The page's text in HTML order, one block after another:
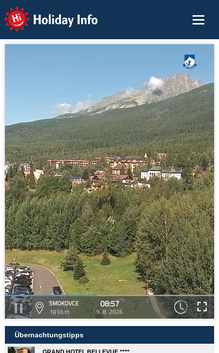
Holiday Info
SMOKOVCE
1010 m
08:57
9. 8. 2026
Übernachtungstipps